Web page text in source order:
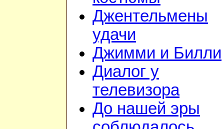
Джентельмены
удачи
Джимми и Билли
Диалог у
телевизора
До нашей эры